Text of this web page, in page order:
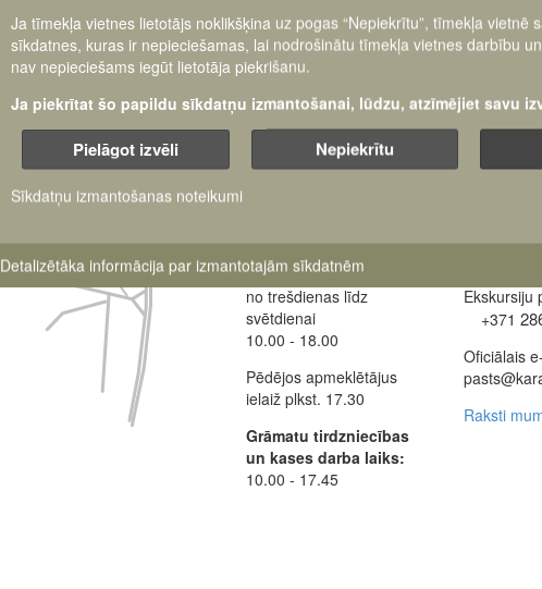
Muzejs atvērts:
no trešdienas līdz
svētdienai
10.00 - 18.00
Pēdējos apmeklētājus
ielaiž plkst. 17.30
Grāmatu tirdzniecības
un kases darba laiks:
10.00 - 17.45
Ekskursiju
+371
Oficiālais
Raksti
Ja tīmekļa vietnes lietotājs noklikšķina uz pogas “Nepiekrītu”, tīmekļa vietnē
sīkdatnes, kuras ir nepieciešamas, lai nodrošinātu tīmekļa vietnes darbību
nav nepieciešams iegūt lietotāja piekrišanu.
Ja piekrītat šo papildu sīkdatņu izmantošanai, lūdzu, atzīmējiet savu
Pielāgot izvēli Nepiekrītu
Sīkdatņu izmantošanas noteikumi
Detalizētāka informācija par izmantotajām sīkdatnēm